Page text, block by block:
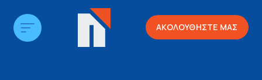
ΑΚΟΛΟΥΘΗΣΤΕ ΜΑΣ